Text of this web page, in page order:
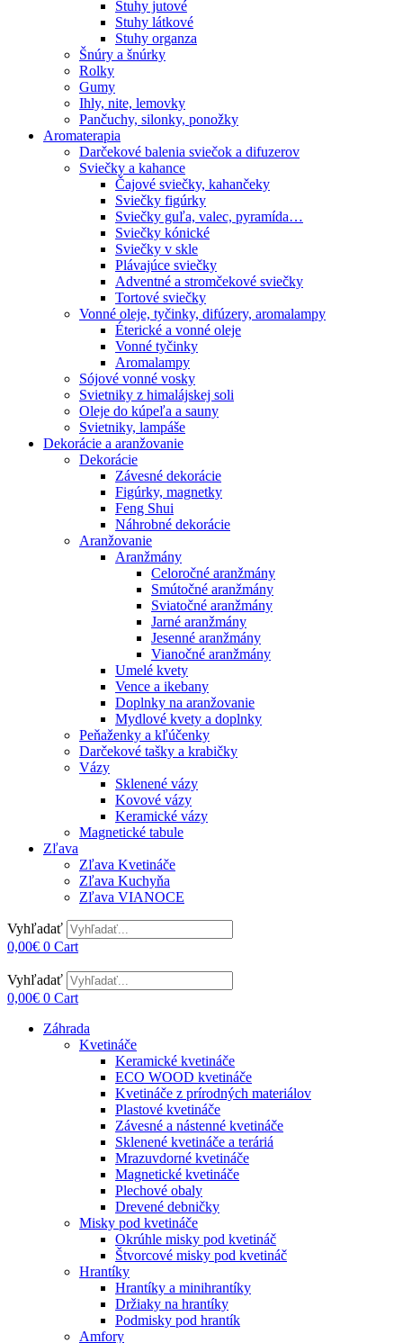
Stuhy jutové
Stuhy látkové
Stuhy organza
Šnúry a šnúrky
Rolky
Gumy
Ihly, nite, lemovky
Pančuchy, silonky, ponožky
Aromaterapia
Darčekové balenia sviečok a difuzerov
Sviečky a kahance
Čajové sviečky, kahančeky
Sviečky figúrky
Sviečky guľa, valec, pyramída…
Sviečky kónické
Sviečky v skle
Plávajúce sviečky
Adventné a stromčekové sviečky
Tortové sviečky
Vonné oleje, tyčinky, difúzery, aromalampy
Éterické a vonné oleje
Vonné tyčinky
Aromalampy
Sójové vonné vosky
Svietniky z himalájskej soli
Oleje do kúpeľa a sauny
Svietniky, lampáše
Dekorácie a aranžovanie
Dekorácie
Závesné dekorácie
Figúrky, magnetky
Feng Shui
Náhrobné dekorácie
Aranžovanie
Aranžmány
Celoročné aranžmány
Smútočné aranžmány
Sviatočné aranžmány
Jarné aranžmány
Jesenné aranžmány
Vianočné aranžmány
Umelé kvety
Vence a ikebany
Doplnky na aranžovanie
Mydlové kvety a doplnky
Peňaženky a kľúčenky
Darčekové tašky a krabičky
Vázy
Sklenené vázy
Kovové vázy
Keramické vázy
Magnetické tabule
Zľava
Zľava Kvetináče
Zľava Kuchyňa
Zľava VIANOCE
Vyhľadať
0,00€ 0 Cart
Vyhľadať
0,00€ 0 Cart
Záhrada
Kvetináče
Keramické kvetináče
ECO WOOD kvetináče
Kvetináče z prírodných materiálov
Plastové kvetináče
Závesné a nástenné kvetináče
Sklenené kvetináče a teráriá
Mrazuvdorné kvetináče
Magnetické kvetináče
Plechové obaly
Drevené debničky
Misky pod kvetináče
Okrúhle misky pod kvetináč
Štvorcové misky pod kvetináč
Hrantíky
Hrantíky a minihrantíky
Držiaky na hrantíky
Podmisky pod hrantík
Amfory